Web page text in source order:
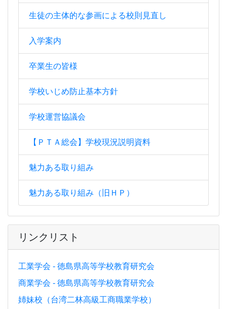
生徒の主体的な参画による校則見直し
入学案内
卒業生の皆様
学校いじめ防止基本方針
学校運営協議会
【ＰＴＡ総会】学校現況説明資料
魅力ある取り組み
魅力ある取り組み（旧ＨＰ）
リンクリスト
工業学会 - 徳島県高等学校教育研究会
商業学会 - 徳島県高等学校教育研究会
姉妹校（台湾二林高級工商職業学校）